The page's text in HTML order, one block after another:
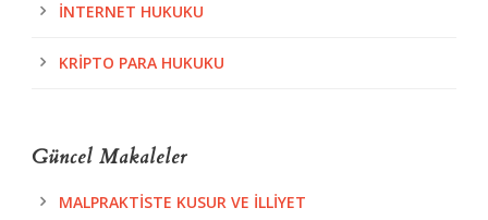
İNTERNET HUKUKU
KRIPTO PARA HUKUKU
Güncel Makaleler
MALPRAKTISTE KUSUR VE İLLIYET